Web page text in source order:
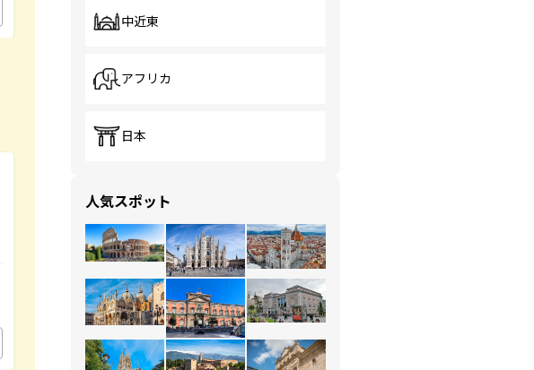
中近東
アフリカ
日本
人気スポット